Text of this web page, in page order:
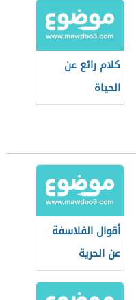
كلام رائع عن
الحياة
أقوال الفلاسفة
عن الحرية